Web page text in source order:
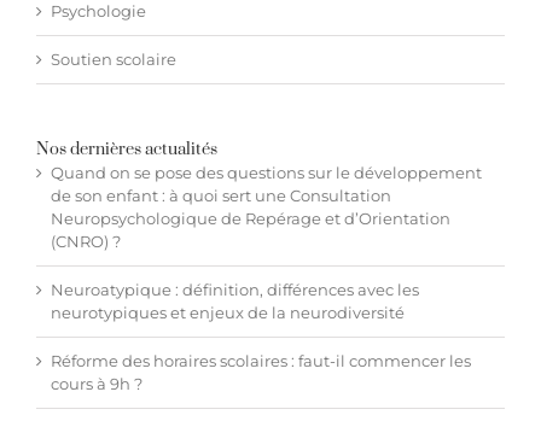
Psychologie
Soutien scolaire
Nos dernières actualités
Quand on se pose des questions sur le développement
de son enfant : à quoi sert une Consultation
Neuropsychologique de Repérage et d’Orientation
(CNRO) ?
Neuroatypique : définition, différences avec les
neurotypiques et enjeux de la neurodiversité
Réforme des horaires scolaires : faut-il commencer les
cours à 9h ?